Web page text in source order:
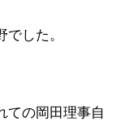
した。
ての岡田理事自